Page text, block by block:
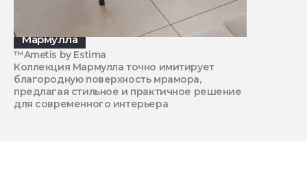
Мармулла
™Ametis by Estima
Коллекция Мармулла точно имитирует
благородную поверхность мрамора,
предлагая стильное и практичное решение
для современного интерьера